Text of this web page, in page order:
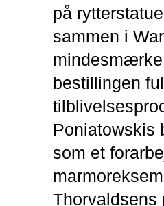
på
sammen i
bestillingen
Poniatowskis
som et
Thorvaldsens